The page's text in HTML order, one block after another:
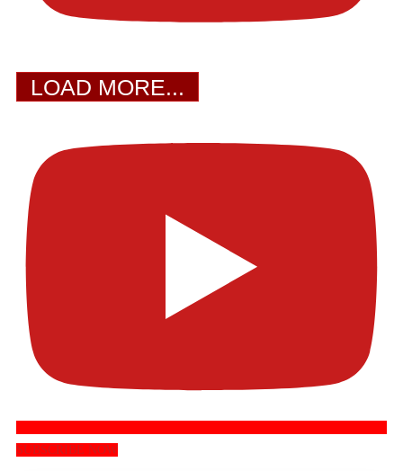
LOAD MORE...
SUBSCRIBE NOW